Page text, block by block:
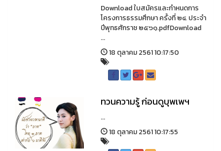
Download ใบสมัครและกำหนดการ
โครงการธรรมศึกษา ครั้งที่ ๒๔ ประจำ
ปีพุทธศักราช ๒๕๖๑.pdfDownload
...
18 ตุลาคม 2561 10:17:50
ทวนความรู้ ก่อนดูบุพเพฯ
...
18 ตุลาคม 2561 10:17:55